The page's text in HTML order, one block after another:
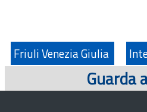
Friuli Venezia Giulia
Guarda